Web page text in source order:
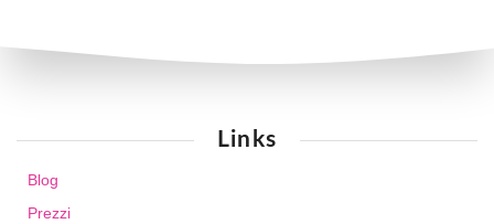
Links
Blog
Prezzi